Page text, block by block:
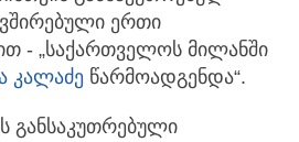
ერთი
- „საქართველოს მილანში
კალაძე წარმოადგენდა“.
განსაკუთრებული